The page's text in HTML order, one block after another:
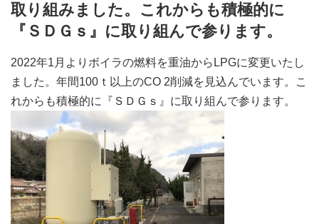
取り組みました。これからも積極的に
『ＳＤＧｓ』に取り組んで参ります。
2022年1月よりボイラの燃料を重油からLPGに変更いたし
ました。年間100ｔ以上のCO 2削減を見込んでいます。こ
れからも積極的に『ＳＤＧｓ』に取り組んで参ります。